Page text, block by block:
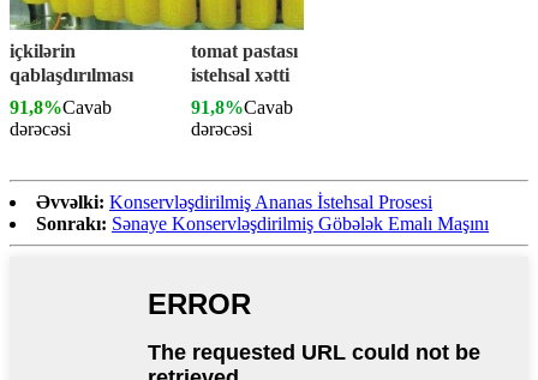
içkilərin
qablaşdırılması
91,8%Cavab
dərəcəsi
tomat pastası
istehsal xətti
91,8%Cavab
dərəcəsi
Əvvəlki: Konservləşdirilmiş Ananas İstehsal Prosesi
Sonrakı: Sənaye Konservləşdirilmiş Göbələk Emalı Maşını